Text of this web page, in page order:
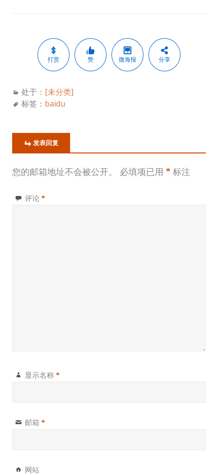
打赏 赞 微海报 分享
处于： [未分类]
标签： baidu
发表回复
您的邮箱地址不会被公开。 必填项已用 * 标注
评论 *
显示名称 *
邮箱 *
网站